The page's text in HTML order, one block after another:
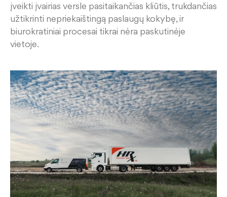
įveikti įvairias versle pasitaikančias kliūtis, trukdančias
užtikrinti nepriekaištingą paslaugų kokybę,ir
biurokratiniai procesai tikrai nėra paskutinėje
vietoje.